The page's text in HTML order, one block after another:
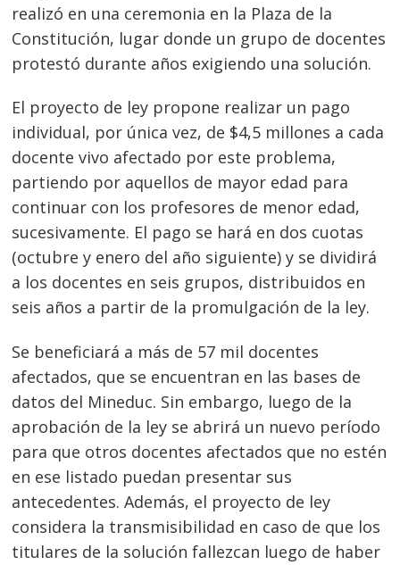
realizó en una ceremonia en la Plaza de la
Constitución, lugar donde un grupo de docentes
protestó durante años exigiendo una solución.
El proyecto de ley propone realizar un pago
individual, por única vez, de $4,5 millones a cada
docente vivo afectado por este problema,
partiendo por aquellos de mayor edad para
continuar con los profesores de menor edad,
sucesivamente. El pago se hará en dos cuotas
(octubre y enero del año siguiente) y se dividirá
a los docentes en seis grupos, distribuidos en
seis años a partir de la promulgación de la ley.
Se beneficiará a más de 57 mil docentes
afectados, que se encuentran en las bases de
datos del Mineduc. Sin embargo, luego de la
aprobación de la ley se abrirá un nuevo período
para que otros docentes afectados que no estén
en ese listado puedan presentar sus
antecedentes. Además, el proyecto de ley
considera la transmisibilidad en caso de que los
titulares de la solución fallezcan luego de haber